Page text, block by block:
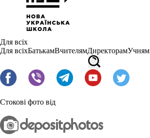
Для всіх
Для всіхБатькамВчителямДиректорамУчням
Стокові фото від